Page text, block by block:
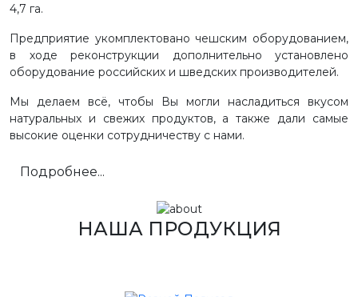
4,7 га.
Предприятие укомплектовано чешским оборудованием,
в ходе реконструкции дополнительно установлено
оборудование российских и шведских производителей.
Мы делаем всё, чтобы Вы могли насладиться вкусом
натуральных и свежих продуктов, а также дали самые
высокие оценки сотрудничеству с нами.
Подробнее...
НАША ПРОДУКЦИЯ